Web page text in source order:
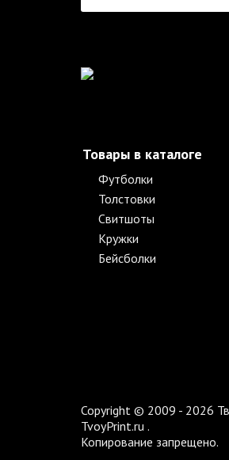
Товары в каталоге
Футболки
Толстовки
Свитшоты
Кружки
Бейсболки
Copyright © 2009 - 2026
TvoyPrint.ru .
Копирование запрещено.